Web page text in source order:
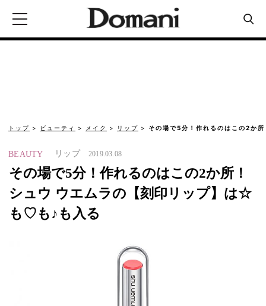
トップ ビューティ メイク リップ その場で5分！作れるのはこの2か
BEAUTY リップ 2019.03.08
その場で5分！作れるのはこの2か所！
シュウ ウエムラの【刻印リップ】は☆
も♡も♪も入る